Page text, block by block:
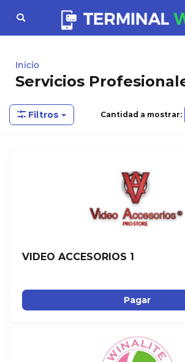
Toggle
navigation
Inicio
Servicios
Filtros Cantidad a mostrar:
VIDEO ACCESORIOS 1
Pagar